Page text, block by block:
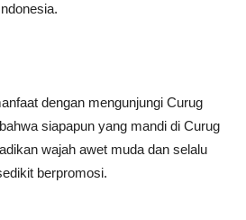
dengan mengunjungi Curug
siapapun yang mandi di Curug
wajah awet muda dan selalu
berpromosi.